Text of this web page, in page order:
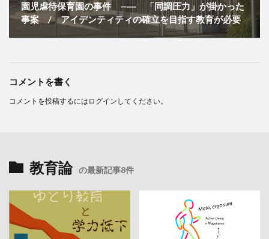
園児虐待保育園の事件 —― 「同調圧力」が掛かった
事案 / アイデンティティの確立を目指す教育が必要
コメントを書く
コメントを投稿するには ログイン してください。
教育論 の最新記事8件